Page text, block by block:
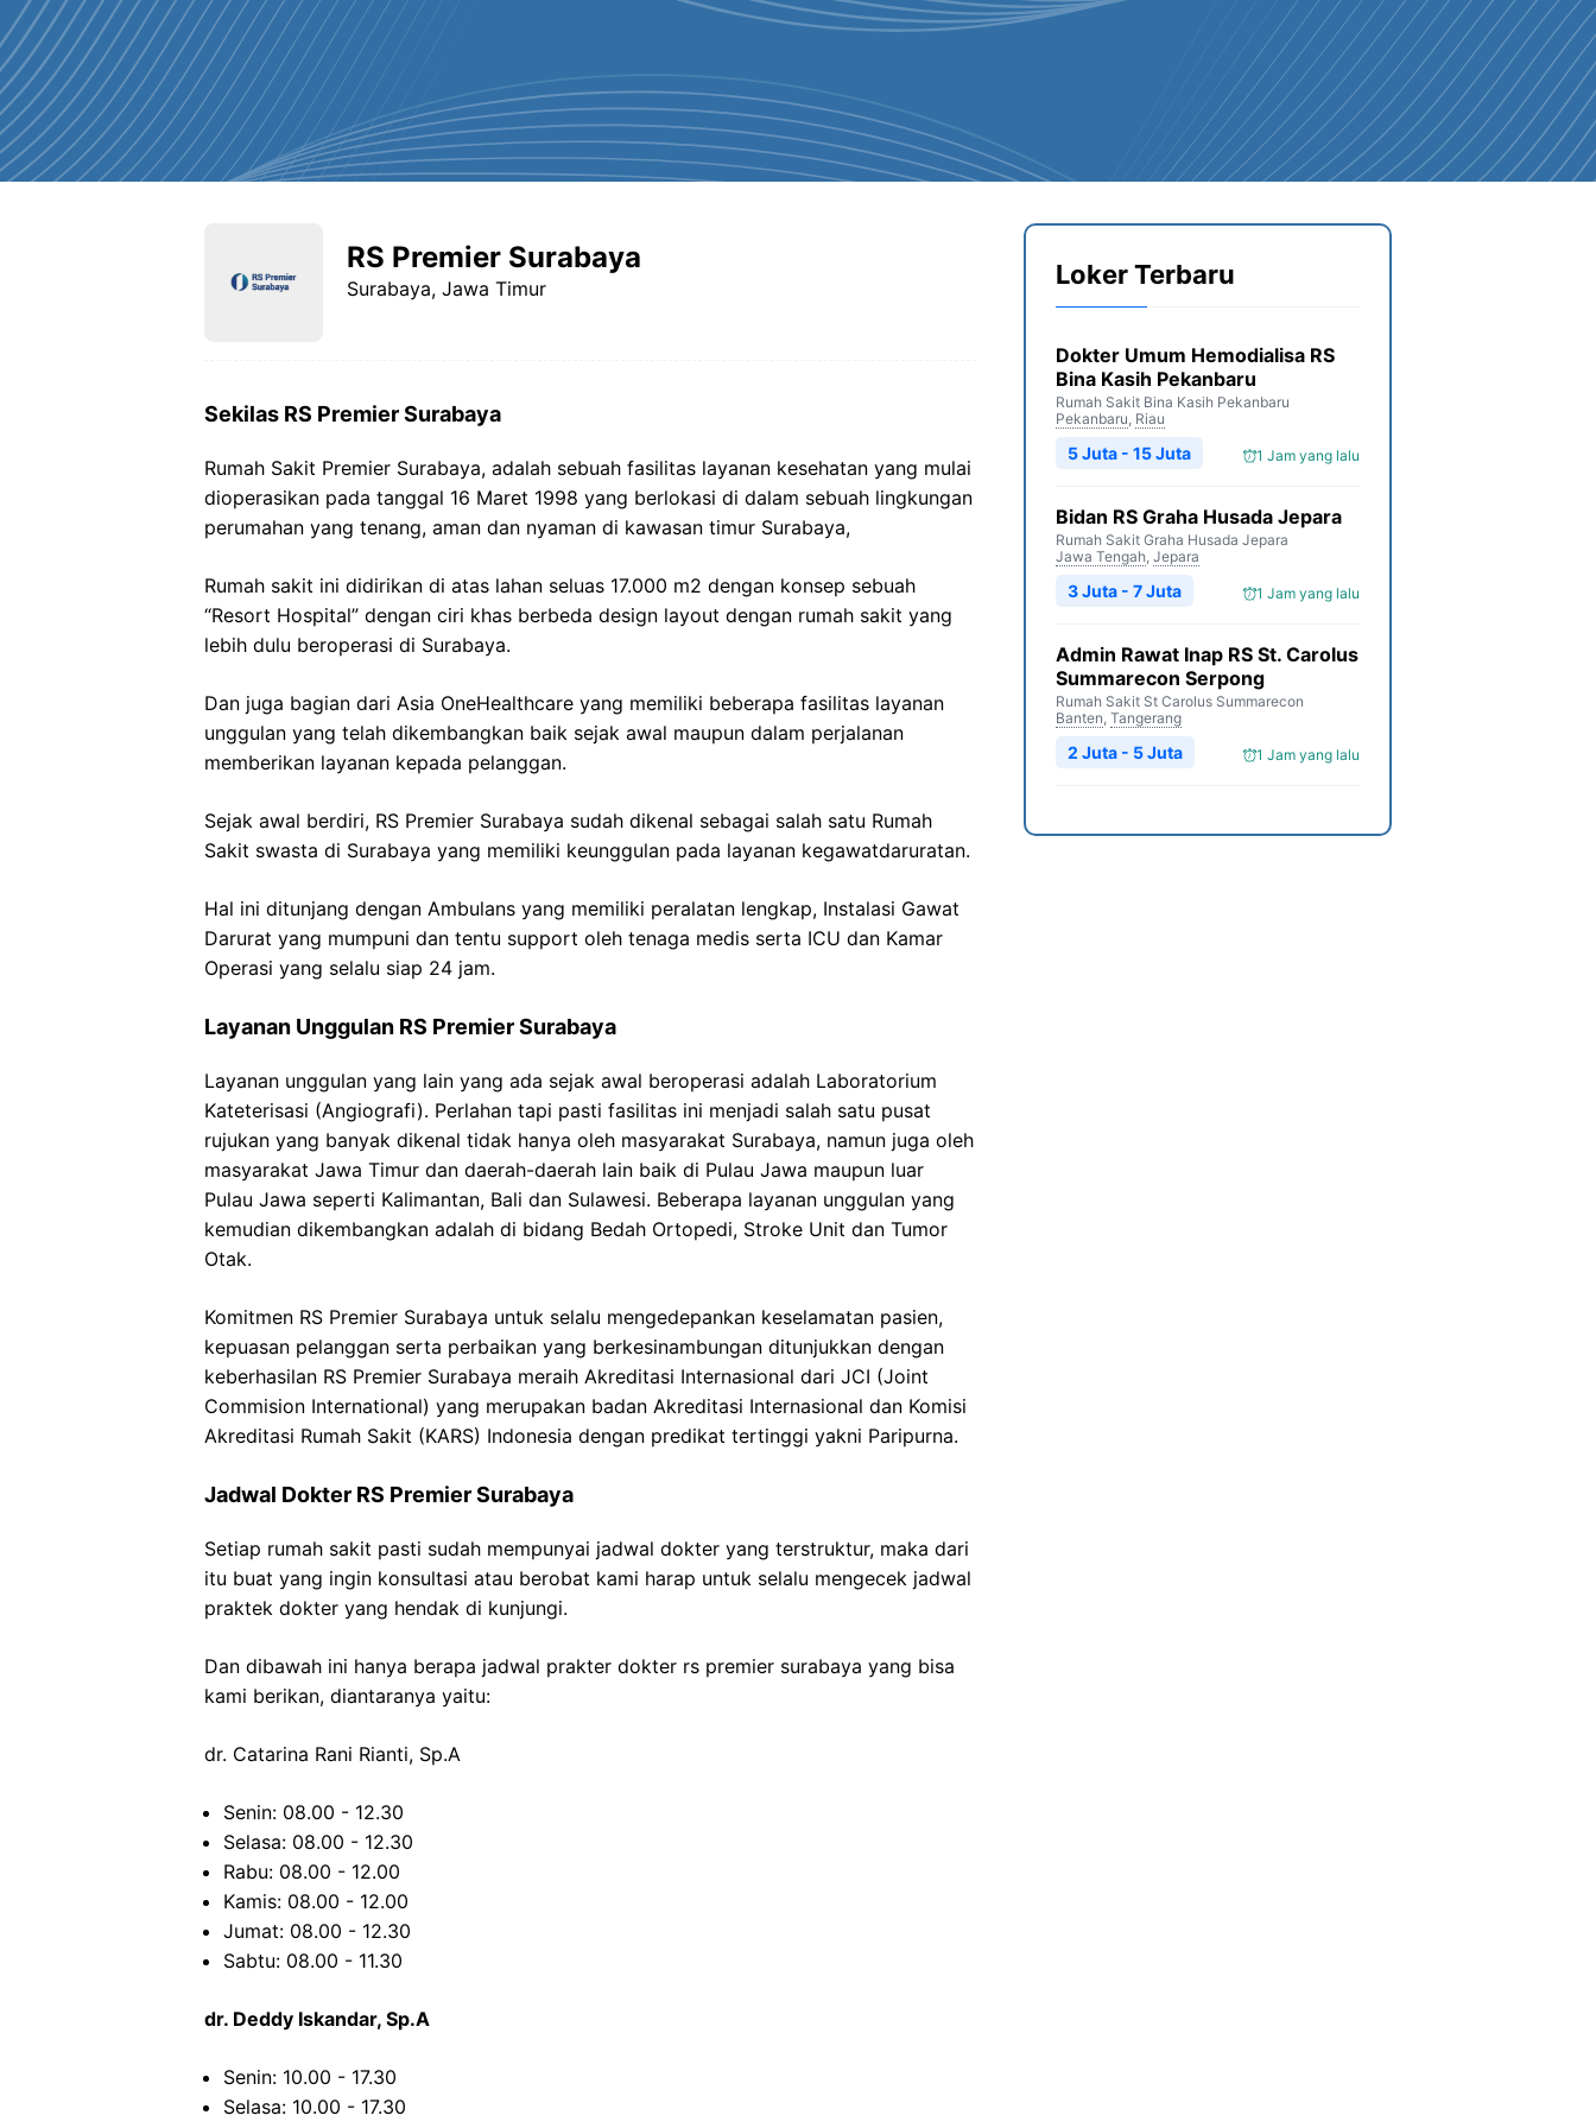
RS Premier Surabaya
Surabaya, Jawa Timur
Sekilas RS Premier Surabaya
Rumah Sakit Premier Surabaya, adalah sebuah fasilitas layanan kesehatan yang mulai
dioperasikan pada tanggal 16 Maret 1998 yang berlokasi di dalam sebuah lingkungan
perumahan yang tenang, aman dan nyaman di kawasan timur Surabaya,
Rumah sakit ini didirikan di atas lahan seluas 17.000 m2 dengan konsep sebuah
“Resort Hospital” dengan ciri khas berbeda design layout dengan rumah sakit yang
lebih dulu beroperasi di Surabaya.
Dan juga bagian dari Asia OneHealthcare yang memiliki beberapa fasilitas layanan
unggulan yang telah dikembangkan baik sejak awal maupun dalam perjalanan
memberikan layanan kepada pelanggan.
Sejak awal berdiri, RS Premier Surabaya sudah dikenal sebagai salah satu Rumah
Sakit swasta di Surabaya yang memiliki keunggulan pada layanan kegawatdaruratan.
Hal ini ditunjang dengan Ambulans yang memiliki peralatan lengkap, Instalasi Gawat
Darurat yang mumpuni dan tentu support oleh tenaga medis serta ICU dan Kamar
Operasi yang selalu siap 24 jam.
Layanan Unggulan RS Premier Surabaya
Layanan unggulan yang lain yang ada sejak awal beroperasi adalah Laboratorium
Kateterisasi (Angiografi). Perlahan tapi pasti fasilitas ini menjadi salah satu pusat
rujukan yang banyak dikenal tidak hanya oleh masyarakat Surabaya, namun juga oleh
masyarakat Jawa Timur dan daerah-daerah lain baik di Pulau Jawa maupun luar
Pulau Jawa seperti Kalimantan, Bali dan Sulawesi. Beberapa layanan unggulan yang
kemudian dikembangkan adalah di bidang Bedah Ortopedi, Stroke Unit dan Tumor
Otak.
Komitmen RS Premier Surabaya untuk selalu mengedepankan keselamatan pasien,
kepuasan pelanggan serta perbaikan yang berkesinambungan ditunjukkan dengan
keberhasilan RS Premier Surabaya meraih Akreditasi Internasional dari JCI (Joint
Commision International) yang merupakan badan Akreditasi Internasional dan Komisi
Akreditasi Rumah Sakit (KARS) Indonesia dengan predikat tertinggi yakni Paripurna.
Jadwal Dokter RS Premier Surabaya
Setiap rumah sakit pasti sudah mempunyai jadwal dokter yang terstruktur, maka dari
itu buat yang ingin konsultasi atau berobat kami harap untuk selalu mengecek jadwal
praktek dokter yang hendak di kunjungi.
Dan dibawah ini hanya berapa jadwal prakter dokter rs premier surabaya yang bisa
kami berikan, diantaranya yaitu:
dr. Catarina Rani Rianti, Sp.A
Senin: 08.00 - 12.30
Selasa: 08.00 - 12.30
Rabu: 08.00 - 12.00
Kamis: 08.00 - 12.00
Jumat: 08.00 - 12.30
Sabtu: 08.00 - 11.30
dr. Deddy Iskandar, Sp.A
Senin: 10.00 - 17.30
Selasa: 10.00 - 17.30
Loker Terbaru
Dokter Umum Hemodialisa RS
Bina Kasih Pekanbaru
Rumah Sakit Bina Kasih Pekanbaru
Pekanbaru, Riau
1 Jam yang lalu
5 Juta - 15 Juta
Bidan RS Graha Husada Jepara
Rumah Sakit Graha Husada Jepara
Jawa Tengah, Jepara
1 Jam yang lalu
3 Juta - 7 Juta
Admin Rawat Inap RS St. Carolus
Summarecon Serpong
Rumah Sakit St Carolus Summarecon
Banten, Tangerang
1 Jam yang lalu
2 Juta - 5 Juta